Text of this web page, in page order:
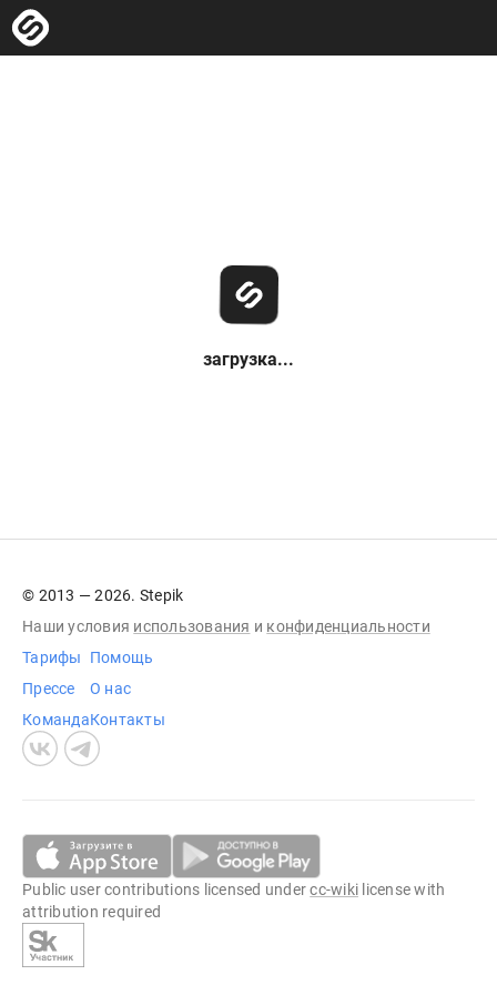
загрузка...
© 2013 — 2026. Stepik
Наши условия использования и конфиденциальности
Тарифы
Прессе
Команда
Помощь
О нас
Контакты
Public user contributions licensed undercc-wiki license with
attribution required